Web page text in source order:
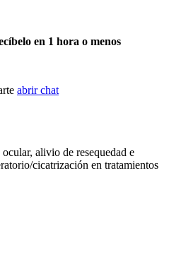
en 1 hora o menos
abrir chat
alivio de resequedad e
cicatrización en tratamientos